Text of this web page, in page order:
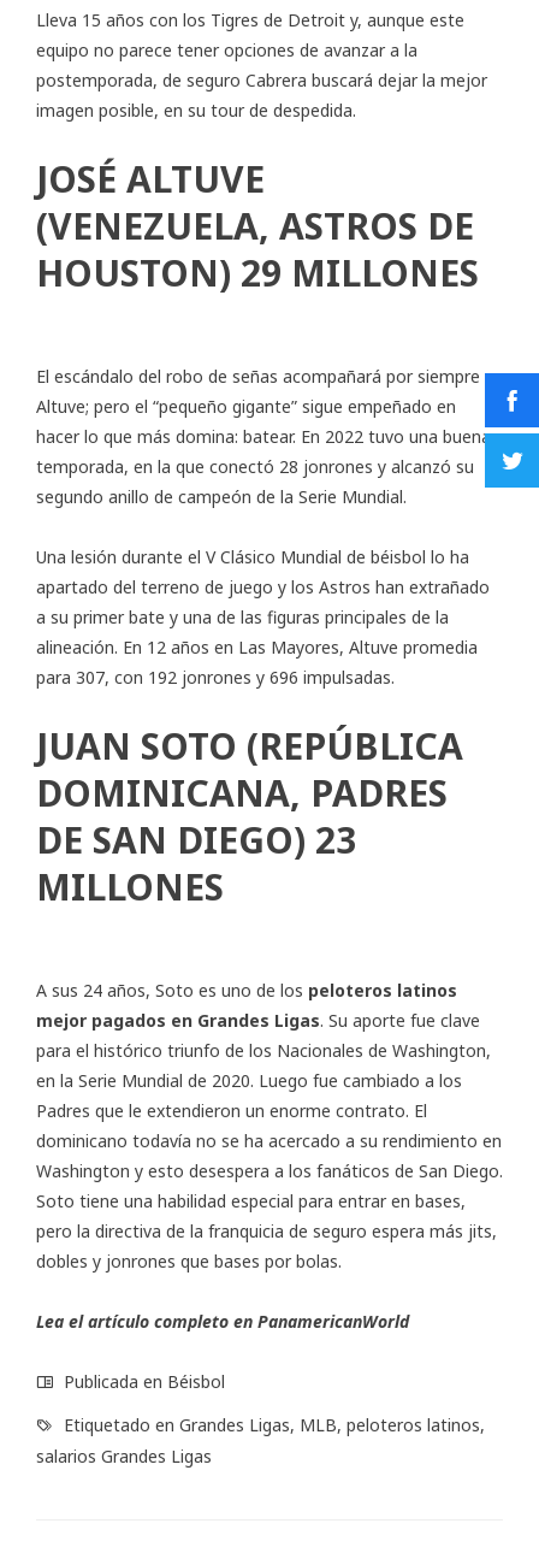
Lleva 15 años con los Tigres de Detroit y, aunque este
equipo no parece tener opciones de avanzar a la
postemporada, de seguro Cabrera buscará dejar la mejor
imagen posible, en su tour de despedida.
JOSÉ ALTUVE
(VENEZUELA, ASTROS DE
HOUSTON) 29 MILLONES
El escándalo del robo de señas acompañará por siempre a
Altuve; pero el “pequeño gigante” sigue empeñado en
hacer lo que más domina: batear. En 2022 tuvo una buena
temporada, en la que conectó 28 jonrones y alcanzó su
segundo anillo de campeón de la Serie Mundial.
Una lesión durante el V Clásico Mundial de béisbol lo ha
apartado del terreno de juego y los Astros han extrañado
a su primer bate y una de las figuras principales de la
alineación. En 12 años en Las Mayores, Altuve promedia
para 307, con 192 jonrones y 696 impulsadas.
JUAN SOTO (REPÚBLICA
DOMINICANA, PADRES
DE SAN DIEGO) 23
MILLONES
A sus 24 años, Soto es uno de los peloteros latinos
mejor pagados en Grandes Ligas. Su aporte fue clave
para el histórico triunfo de los Nacionales de Washington,
en la Serie Mundial de 2020. Luego fue cambiado a los
Padres que le extendieron un enorme contrato. El
dominicano todavía no se ha acercado a su rendimiento en
Washington y esto desespera a los fanáticos de San Diego.
Soto tiene una habilidad especial para entrar en bases,
pero la directiva de la franquicia de seguro espera más jits,
dobles y jonrones que bases por bolas.
Lea el artículo completo en PanamericanWorld
Publicada en Béisbol
Etiquetado en Grandes Ligas, MLB, peloteros latinos,
salarios Grandes Ligas